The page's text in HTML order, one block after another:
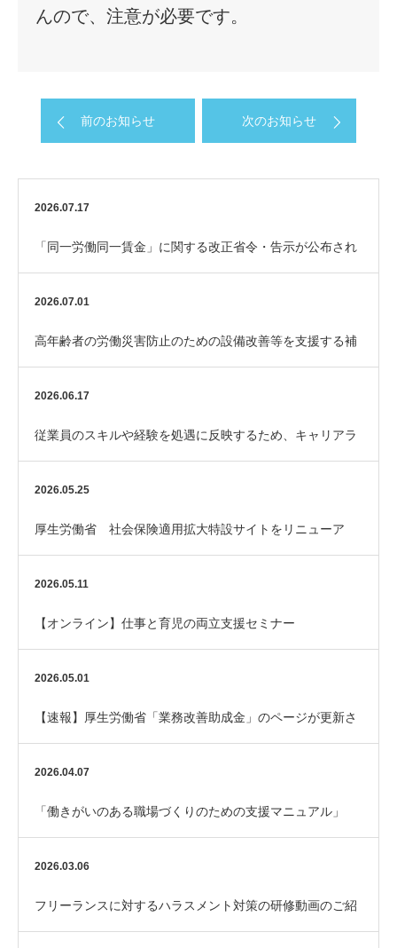
んので、注意が必要です。
前のお知らせ 次のお知らせ
2026.07.17
「同一労働同一賃金」に関する改正省令・告示が公布され
ました
2026.07.01
高年齢者の労働災害防止のための設備改善等を支援する補
助金「エイジフレンドリー補助金」
2026.06.17
従業員のスキルや経験を処遇に反映するため、キャリアラ
ダーを整備してみませんか？
2026.05.25
厚生労働省 社会保険適用拡大特設サイトをリニューア
ル！
2026.05.11
【オンライン】仕事と育児の両立支援セミナー
2026.05.01
【速報】厚生労働省「業務改善助成金」のページが更新さ
れました
2026.04.07
「働きがいのある職場づくりのための支援マニュアル」
（厚生労働省）
2026.03.06
フリーランスに対するハラスメント対策の研修動画のご紹